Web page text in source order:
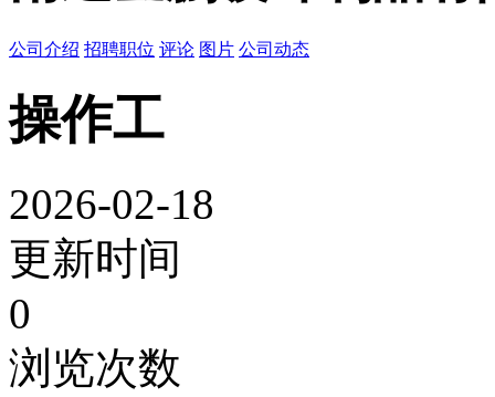
公司介绍 招聘职位 评论 图片 公司动态
操作工
2026-02-18
更新时间
0
浏览次数